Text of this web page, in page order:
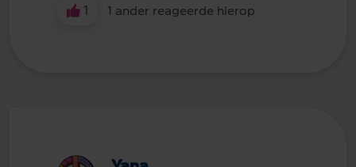
1 1 ander reageerde hierop